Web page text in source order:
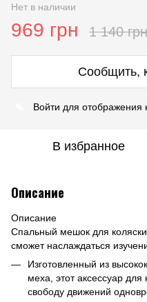
Нет в наличии
969 грн 1 140 грн
Сообщить,
Войти для отображения
В избранное
Описание
Описание
Спальный мешок для
сможет наслаждаться
Изготовленный из
меха, этот аксессуар для
свободу движений